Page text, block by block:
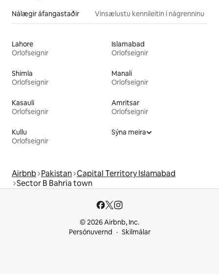
Nálægir áfangastaðir Vinsælustu kennileitin í nágrenninu
Lahore
Orlofseignir
Islamabad
Orlofseignir
Shimla
Orlofseignir
Manali
Orlofseignir
Kasauli
Orlofseignir
Amritsar
Orlofseignir
Kullu
Orlofseignir
Sýna meira
Airbnb Pakistan Capital Territory Islamabad
Sector B Bahria town
© 2026 Airbnb, Inc.
Persónuvernd
Skilmálar